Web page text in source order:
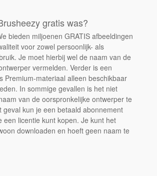
gratis was?
bieden miljoenen GRATIS afbeeldingen
voor zowel persoonlijk- als
Je moet hierbij wel de naam van de
vermelden. Verder is een
Premium-materiaal alleen beschikbaar
In sommige gevallen is het niet
van de oorspronkelijke ontwerper te
geval kun je een betaald abonnement
een licentie kunt kopen. Je kunt het
downloaden en hoeft geen naam te